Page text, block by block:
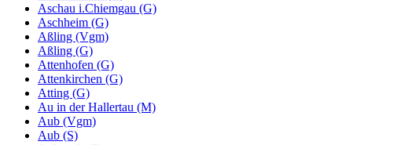
Aschau i.Chiemgau (G)
Aschheim (G)
Aßling (Vgm)
Aßling (G)
Attenhofen (G)
Attenkirchen (G)
Atting (G)
Au in der Hallertau (M)
Aub (Vgm)
Aub (S)